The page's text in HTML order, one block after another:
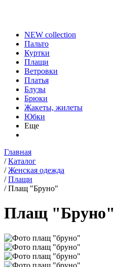
NEW collection
Пальто
Куртки
Плащи
Ветровки
Платья
Блузы
Брюки
Жакеты, жилеты
Юбки
Еще
Главная
/ Каталог
/ Женская одежда
/ Плащи
/ Плащ "Бруно"
Плащ "Бруно"